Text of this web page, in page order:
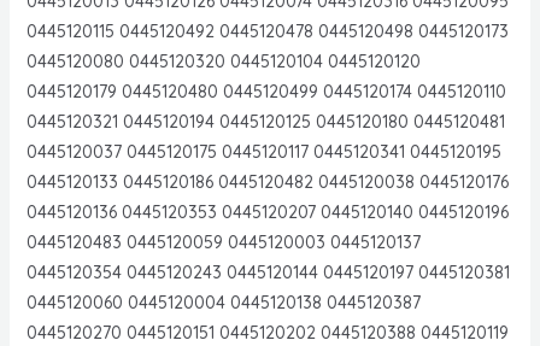
0445120115 0445120492 0445120478 0445120498 0445120173
0445120080 0445120320 0445120104 0445120120
0445120179 0445120480 0445120499 0445120174 0445120110
0445120321 0445120194 0445120125 0445120180 0445120481
0445120037 0445120175 0445120117 0445120341 0445120195
0445120133 0445120186 0445120482 0445120038 0445120176
0445120136 0445120353 0445120207 0445120140 0445120196
0445120483 0445120059 0445120003 0445120137
0445120354 0445120243 0445120144 0445120197 0445120381
0445120060 0445120004 0445120138 0445120387
0445120270 0445120151 0445120202 0445120388 0445120119